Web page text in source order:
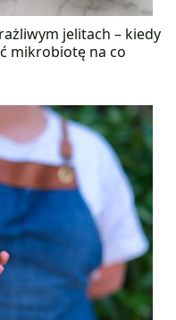
jelitach – kiedy
mikrobiotę na co